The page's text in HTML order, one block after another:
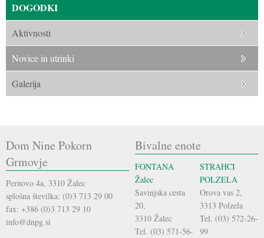
DOGODKI
Aktivnosti
Novice in utrinki
Galerija
Dom Nine Pokorn
Grmovje
Pernovo 4a, 3310 Žalec
splošna številka: (0)3 713 29 00
fax: +386 (0)3 713 29 10
info@dnpg.si
Bivalne enote
FONTANA
Žalec
Savinjska cesta
20,
3310 Žalec
Tel. (03) 571-56-
STRAHCI
POLZELA
Orova vas 2,
3313 Polzela
Tel. (03) 572-26-
99